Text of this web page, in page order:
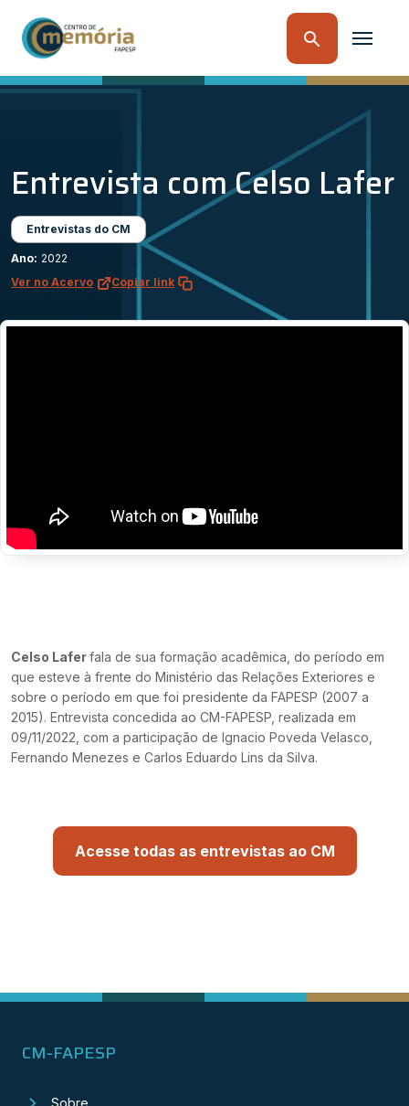
Entrevista com Celso Lafer
Entrevistas do CM
Ano: 2022
Ver no Acervo
Copiar link
Celso Laferfala de sua formação acadêmica, do período em
que esteve à frente do Ministério das Relações Exteriores e
sobre o período em que foi presidente da FAPESP (2007 a
2015). Entrevista concedida ao CM-FAPESP, realizada em
09/11/2022, com a participação de Ignacio Poveda Velasco,
Fernando Menezes e Carlos Eduardo Lins da Silva.
Acesse todas as entrevistas ao CM
CM-FAPESP